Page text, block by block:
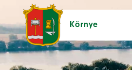
Környe